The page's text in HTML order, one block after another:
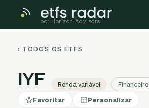
por Horizon Advisors
‹ TODOS OS ETFS
IYF Renda variável Financeiro
Favoritar Personalizar